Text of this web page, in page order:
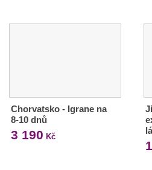
Chorvatsko - Igrane na
8-10 dnů
3 190 Kč